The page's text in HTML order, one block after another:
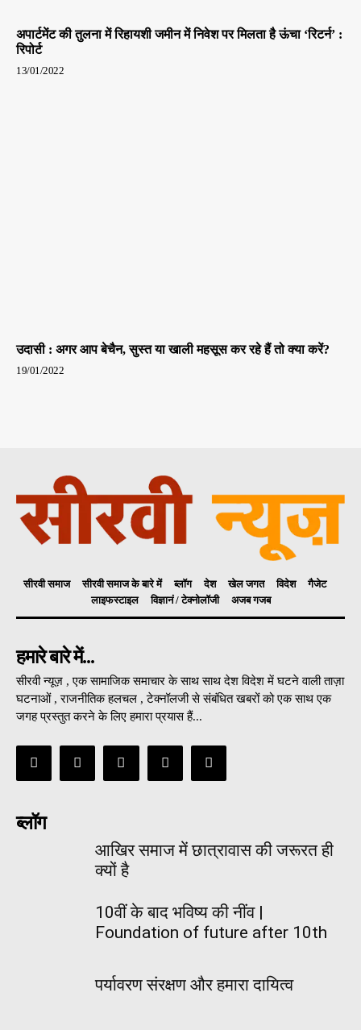
अपार्टमेंट की तुलना में रिहायशी जमीन में निवेश पर मिलता है ऊंचा ‘रिटर्न’ :
रिपोर्ट
13/01/2022
उदासी : अगर आप बेचैन, सुस्त या खाली महसूस कर रहे हैं तो क्या करें?
19/01/2022
सीरवी समाज सीरवी समाज के बारे में ब्लॉग देश खेल जगत विदेश
गैजेट
लाइफस्टाइल
विज्ञानं / टेक्नोलॉजी अजब गजब
हमारे बारे में...
सीरवी न्यूज़ , एक सामाजिक समाचार के साथ साथ देश विदेश में घटने वाली ताज़ा
घटनाओं , राजनीतिक हलचल , टेक्नॉलजी से संबंधित खबरों को एक साथ एक
जगह प्रस्तुत करने के लिए हमारा प्रयास हैं...
ब्लॉग
आखिर समाज में छात्रावास की जरूरत ही
क्यों है
10वीं के बाद भविष्य की नींव |
Foundation of future after 10th
पर्यावरण संरक्षण और हमारा दायित्व